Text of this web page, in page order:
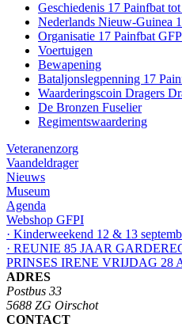
Geschiedenis 17 Painfbat
Nederlands Nieuw-Guinea
Organisatie 17 Painfbat
Voertuigen
Bewapening
Bataljonslegpenning 17
Waarderingscoin Dragers
De Bronzen Fuselier
Regimentswaardering
Veteranenzorg
Vaandeldrager
Nieuws
Museum
Agenda
Webshop GFPI
· Kinderweekend 12 & 13
· REUNIE 85 JAAR
PRINSES IRENE VRIJDAG 28
ADRES
Postbus 33
5688 ZG Oirschot
CONTACT